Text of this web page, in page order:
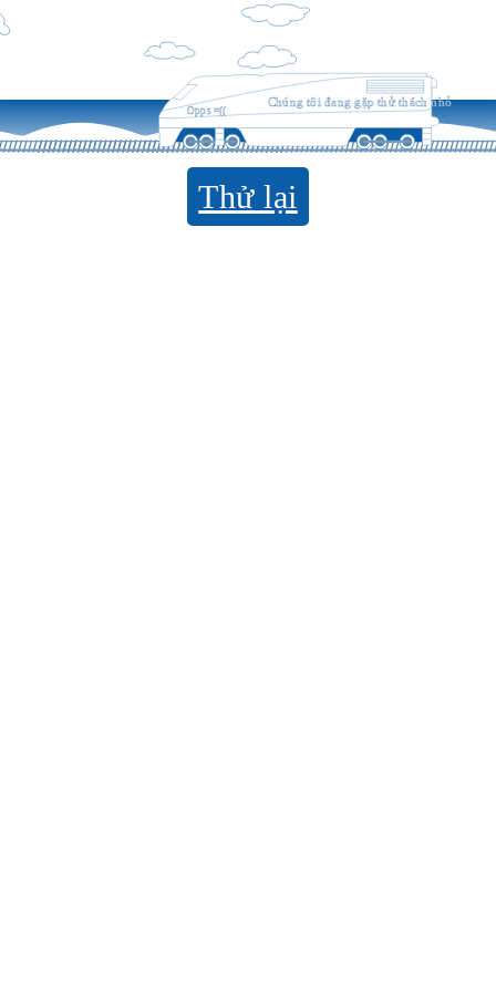
Opps =((
Chúng tôi đang gặp thử thách nhỏ
Thử lại